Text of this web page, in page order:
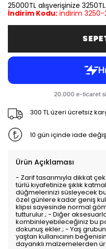
25000TL alışverişinize
İndirim Kodu: indirim 3250-
300 TL üzeri ücretsiz
10 gün içinde iade
Ürün Açıklaması
- Zarif tasarımıyla dikkat
türlü kıyafetinize şıklık
düğmelerinizi süsleyecek
özel günlere kadar geniş
klipsi sayesinde normal
tutturulur.; - Diğer
kombinleyebileceğiniz bu
dokunuş ekler.; - Yaş
yaştan kullanıcının
dayanıklı malzemelerden